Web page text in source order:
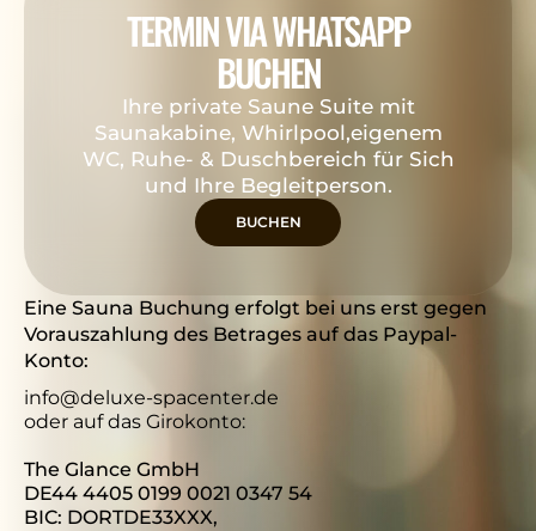
Eine Sauna Buchung erfolgt bei uns erst gegen
Vorauszahlung des Betrages auf das Paypal-
Konto:
info@deluxe-spacenter.de
oder auf das Girokonto:
The Glance GmbH
DE44 4405 0199 0021 0347 54
BIC: DORTDE33XXX,
TERMIN VIA WHATSAPP
BUCHEN
Ihre private Saune Suite mit
Saunakabine, Whirlpool,eigenem
WC, Ruhe- & Duschbereich für Sich
und Ihre Begleitperson.
BUCHEN